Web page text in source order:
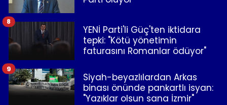
YENİ Parti'li Güç'ten iktidara
tepki: "Kötü yönetimin
faturasını Romanlar ödüyor"
8
Siyah-beyazlılardan Arkas
binası önünde pankartlı isyan:
"Yazıklar olsun sana İzmir"
9